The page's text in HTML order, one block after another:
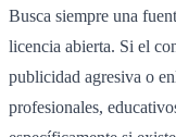
Busca siempre una
licencia abierta. Si el
publicidad agresiva o
profesionales,